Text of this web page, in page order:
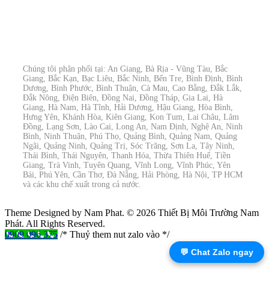
Chúng tôi phân phối tại: An Giang, Bà Rịa - Vũng Tàu, Bắc
Giang, Bắc Kạn, Bạc Liêu, Bắc Ninh, Bến Tre, Bình Định, Bình
Dương, Bình Phước, Bình Thuận, Cà Mau, Cao Bằng, Đắk Lắk,
Đắk Nông, Điện Biên, Đồng Nai, Đồng Tháp, Gia Lai, Hà
Giang, Hà Nam, Hà Tĩnh, Hải Dương, Hậu Giang, Hòa Bình,
Hưng Yên, Khánh Hòa, Kiên Giang, Kon Tum, Lai Châu, Lâm
Đồng, Lạng Sơn, Lào Cai, Long An, Nam Định, Nghệ An, Ninh
Bình, Ninh Thuận, Phú Thọ, Quảng Bình, Quảng Nam, Quảng
Ngãi, Quảng Ninh, Quảng Trị, Sóc Trăng, Sơn La, Tây Ninh,
Thái Bình, Thái Nguyên, Thanh Hóa, Thừa Thiên Huế, Tiền
Giang, Trà Vinh, Tuyên Quang, Vĩnh Long, Vĩnh Phúc, Yên
Bái, Phú Yên, Cần Thơ, Đà Nẵng, Hải Phòng, Hà Nội, TP HCM
và các khu chế xuất trong cả nước.
Theme Designed by Nam Phat. © 2026 Thiết Bị Môi Trường Nam
Phát. All Rights Reserved.
0909 096 375 /* Thuỷ them nut zalo vào */
💬 Chat Zalo ngay